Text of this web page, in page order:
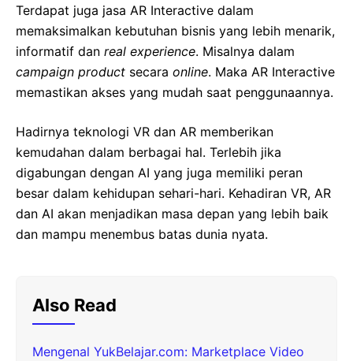
Terdapat juga jasa AR Interactive dalam
memaksimalkan kebutuhan bisnis yang lebih menarik,
informatif dan real experience. Misalnya dalam
campaign product secara online. Maka AR Interactive
memastikan akses yang mudah saat penggunaannya.
Hadirnya teknologi VR dan AR memberikan
kemudahan dalam berbagai hal. Terlebih jika
digabungan dengan AI yang juga memiliki peran
besar dalam kehidupan sehari-hari. Kehadiran VR, AR
dan AI akan menjadikan masa depan yang lebih baik
dan mampu menembus batas dunia nyata.
Also Read
Mengenal YukBelajar.com: Marketplace Video